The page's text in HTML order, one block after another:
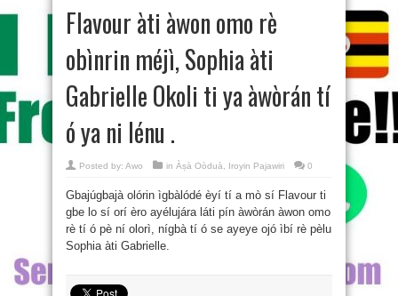
Flavour àti àwon omo rè
obìnrin méjì, Sophia àti
Gabrielle Okoli ti ya àwòrán tí
ó ya ni lénu .
Posted by: Awo in Àṣà Oòduà Iroyin Pajawiri 0
Gbajúgbajà olórin ìgbàlódé èyí tí a mò sí Flavour ti
gbe lo sí orí èro ayélujára láti pín àwòrán àwon omo
rè tí ó pè ní olorì, nígbà tí ó se ayeye ojó ìbí rè pèlu
Sophia àti Gabrielle.